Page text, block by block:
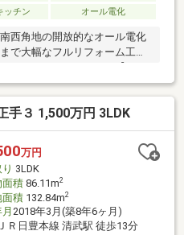
ッチン オール電化
西角地の開放的なオール電化
で大幅なフルリフォーム工事
ＩＨ・食洗機付きシステムキ
ど快適な設備が充実■全居室収
地内に最大５台の駐車が可
ーパーやコンビニ、学校も徒
低い安心の高台で、ゆとりあ
覧可能です！
手３ 1,500万円 3LDK
万円
3LDK
面積86.11m2
面積132.84m2
2018年3月(築8年6ヶ月)
ＪＲ日豊本線 清武駅 徒歩13分